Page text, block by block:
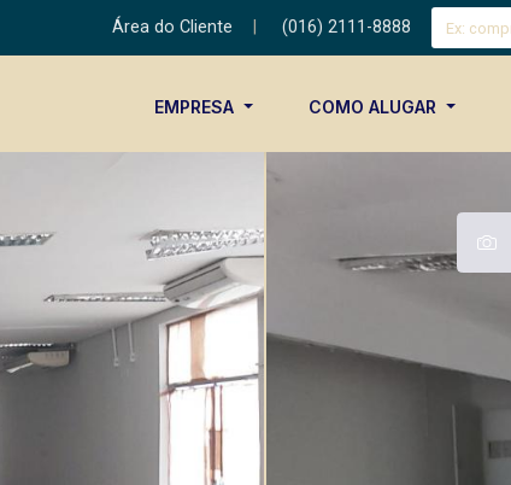
Área do Cliente (016) 2111-8888
EMPRESA COMO ALUGAR